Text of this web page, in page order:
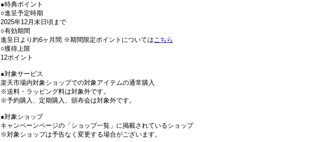
●特典ポイント
○進呈予定時期
2025年12月末日頃まで
○有効期間
進呈日より約6ヶ月間 ※期間限定ポイントについてはこちら
○獲得上限
12ポイント
●対象サービス
楽天市場内対象ショップでの対象アイテムの通常購入
※送料・ラッピング料は対象外です。
※予約購入、定期購入、頒布会は対象外です。
●対象ショップ
キャンペーンページの「ショップ一覧」に掲載されているショップ
※対象ショップは予告なく変更する場合がございます。